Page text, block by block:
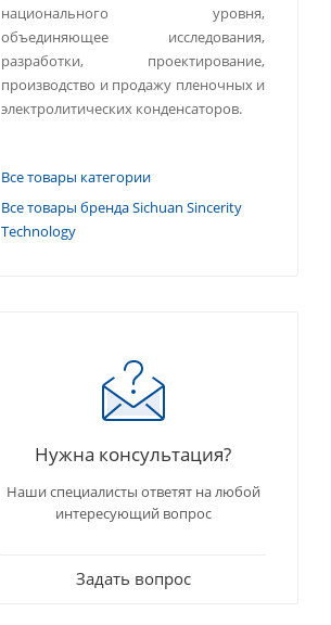
национального уровня,
объединяющее исследования,
разработки, проектирование,
производство и продажу пленочных и
электролитических конденсаторов.
Все товары категории
Все товары бренда Sichuan Sincerity
Technology
Нужна консультация?
Наши специалисты ответят на любой
интересующий вопрос
Задать вопрос